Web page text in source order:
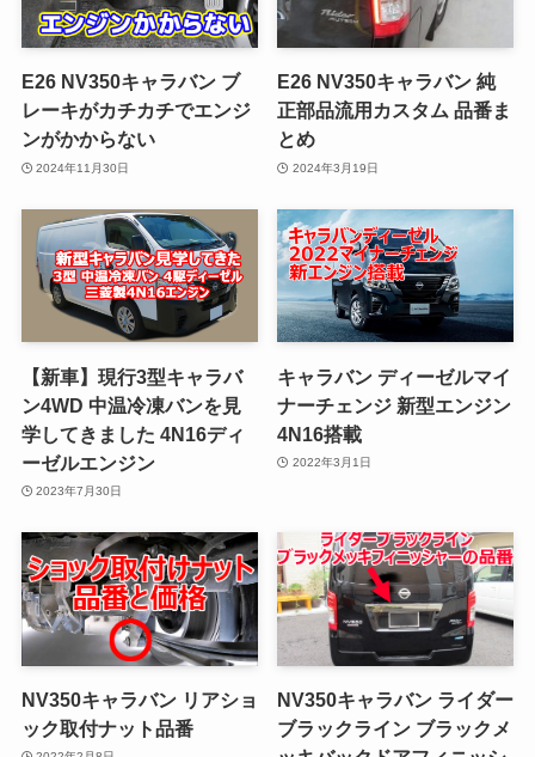
E26 NV350キャラバン ブ
レーキがカチカチでエンジ
ンがかからない
2024年11月30日
E26 NV350キャラバン 純
正部品流用カスタム 品番ま
とめ
2024年3月19日
【新車】現行3型キャラバ
ン4WD 中温冷凍バンを見
学してきました 4N16ディ
ーゼルエンジン
2023年7月30日
キャラバン ディーゼルマイ
ナーチェンジ 新型エンジン
4N16搭載
2022年3月1日
NV350キャラバン リアショ
ック取付ナット品番
NV350キャラバン ライダー
ブラックライン ブラックメ